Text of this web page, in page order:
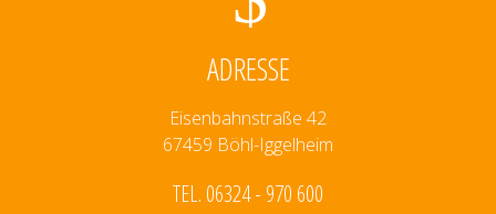
ADRESSE
Eisenbahnstraße 42
67459 Böhl-Iggelheim
TEL. 06324 - 970 600